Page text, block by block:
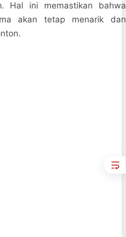
Hal ini memastikan bahwa
akan tetap menarik dan